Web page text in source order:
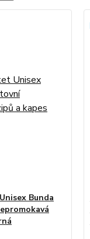
Bunda